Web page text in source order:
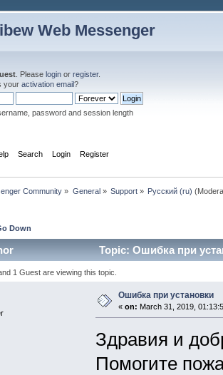
Web Messenger
. Please login or register.
your activation email?
password and session length
Search Login Register
Community » General» Support» Русский (ru)
Down
Topic: Ошибка при
1 Guest are viewing this topic.
Ошибка при установки
« on: March 31, 2019,
Здравия и
Помогите